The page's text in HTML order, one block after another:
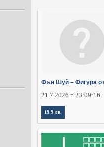
Фън Шуй – Фигура
21.7.2026 г. 23:09:16
19,9 лв.